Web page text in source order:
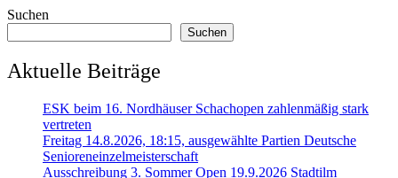
Suchen
Suchen
Aktuelle Beiträge
ESK beim 16. Nordhäuser Schachopen zahlenmäßig stark
vertreten
Freitag 14.8.2026, 18:15, ausgewählte Partien Deutsche
Senioreneinzelmeisterschaft
Ausschreibung 3. Sommer Open 19.9.2026 Stadtilm